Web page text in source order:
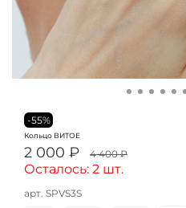
-55%
арт. SPVS3S
Кольцо ВИТОЕ
2 000 ₽ 4 400 ₽
Осталось: 2 шт.